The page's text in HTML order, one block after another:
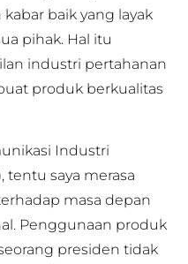
baik yang layak
pihak. Hal itu
industri pertahanan
produk berkualitas
Industri
tentu saya merasa
masa depan
Penggunaan produk
presiden tidak